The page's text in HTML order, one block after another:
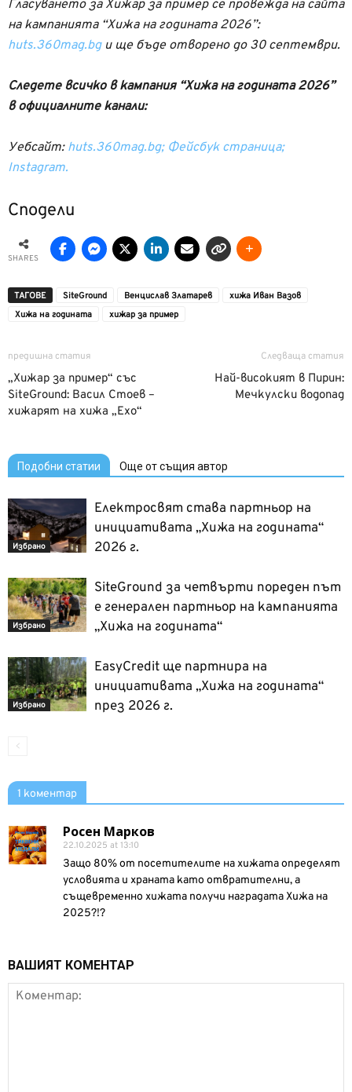
Гласуването за Хижар за пример се провежда на сайта
на кампанията “Хижа на годината 2026”:
huts.360mag.bgи ще бъде отворено до 30 септември.
Следете всичко в кампания “Хижа на годината 2026”
в официалните канали:
Уебсайт: huts.360mag.bg; Фейсбук страница;
Instagram.
Сподели
SHARES
ТАГОВЕ SiteGround Венцислав Златарев
хижа Иван Вазов
Хижа на годината
хижар за пример
предишна статия
„Хижар за пример“ със
SiteGround: Васил Стоев –
хижарят на хижа „Ехо“
Следваща статия
Най-високият в Пирин:
Мечкулски водопад
Подобни статии Още от същия автор
Избрано
Електросвят става партньор на
инициативата „Хижа на годината“
2026 г.
Избрано
SiteGround за четвърти пореден път
е генерален партньор на кампанията
„Хижа на годината“
Избрано
EasyCredit ще партнира на
инициативата „Хижа на годината“
през 2026 г.
1 коментар
Росен Марков
22.10.2025 at 13:10
Защо 80% от посетителите на хижата определят
условията и храната като отвратителни, а
същевременно хижата получи наградата Хижа на
2025?!?
ВАШИЯТ КОМЕНТАР